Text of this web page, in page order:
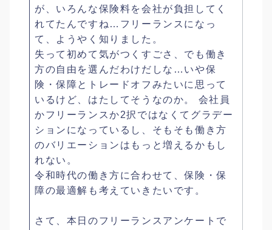
が、いろんな保険料を会社が負担してく
れてたんですね…フリーランスになっ
て、ようやく知りました。
失って初めて気がつくすごさ、でも働き
方の自由を選んだわけだしな…いや保
険・保障とトレードオフみたいに思って
いるけど、はたしてそうなのか。 会社員
かフリーランスか2択ではなくてグラデー
ションになっているし、そもそも働き方
のバリエーションはもっと増えるかもし
れない。
令和時代の働き方に合わせて、保険・保
障の最適解も考えていきたいです。
さて、本日のフリーランスアンケートで